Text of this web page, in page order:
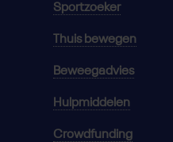
Sportzoeker
Thuis bewegen
Beweegadvies
Hulpmiddelen
Crowdfunding